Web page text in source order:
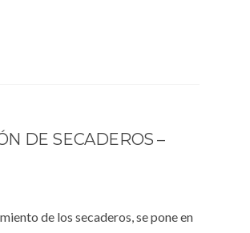
DE SECADEROS –
de los secaderos, se pone en